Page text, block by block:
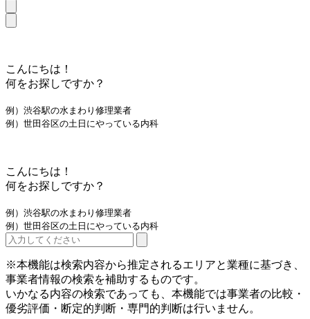
こんにちは！
何をお探しですか？
例）渋谷駅の水まわり修理業者
例）世田谷区の土日にやっている内科
こんにちは！
何をお探しですか？
例）渋谷駅の水まわり修理業者
例）世田谷区の土日にやっている内科
※本機能は検索内容から推定されるエリアと業種に基づき、
事業者情報の検索を補助するものです。
いかなる内容の検索であっても、本機能では事業者の比較・
優劣評価・断定的判断・専門的判断は行いません。